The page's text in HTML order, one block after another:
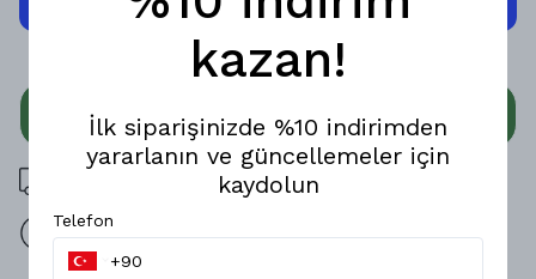
WHATSAPP
3000 TL üzeri ücretsiz kargo
14 gün içinde iade değişim
kazan!
İlk siparişinizde %10 indirimden
yararlanın ve güncellemeler için
kaydolun
Telefon